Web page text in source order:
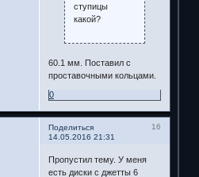
ступицы
какой?
60.1 мм. Поставил с
проставочными кольцами.
0
Поделиться
16
14.05.2016 21:31
Пропустил тему. У меня
есть диски с джетты 6